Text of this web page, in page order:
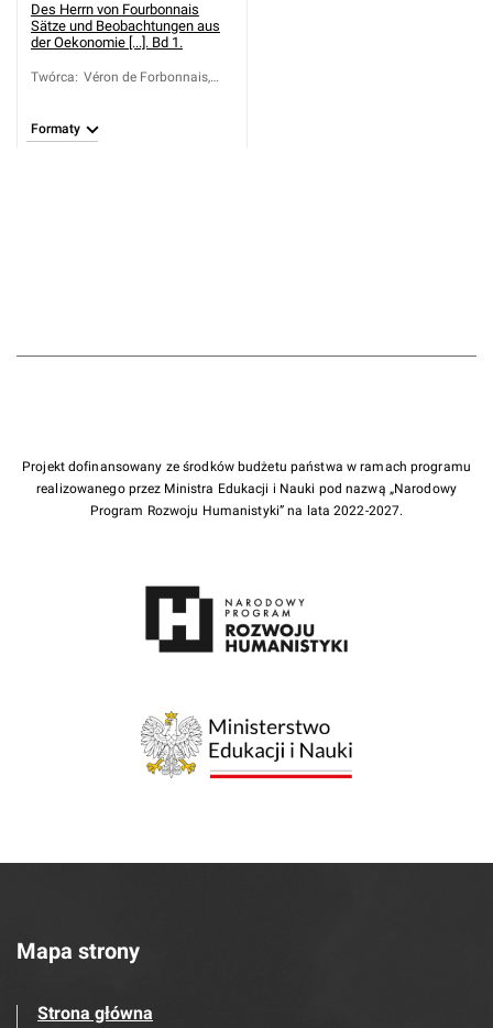
Des Herrn von Fourbonnais
Sätze und Beobachtungen aus
der Oekonomie [...]. Bd 1.
Twórca: Véron de Forbonnais,
Formaty
Projekt dofinansowany ze środków budżetu państwa w ramach programu
realizowanego przez Ministra Edukacji i Nauki pod nazwą „Narodowy
Program Rozwoju Humanistyki” na lata 2022-2027.
Mapa strony
Strona główna